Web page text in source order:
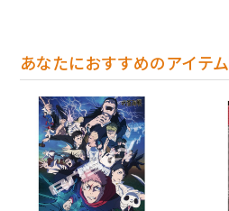
あなたにおすすめのアイテム